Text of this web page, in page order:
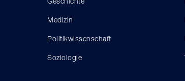
Medizin
Politikwissenschaft
Soziologie